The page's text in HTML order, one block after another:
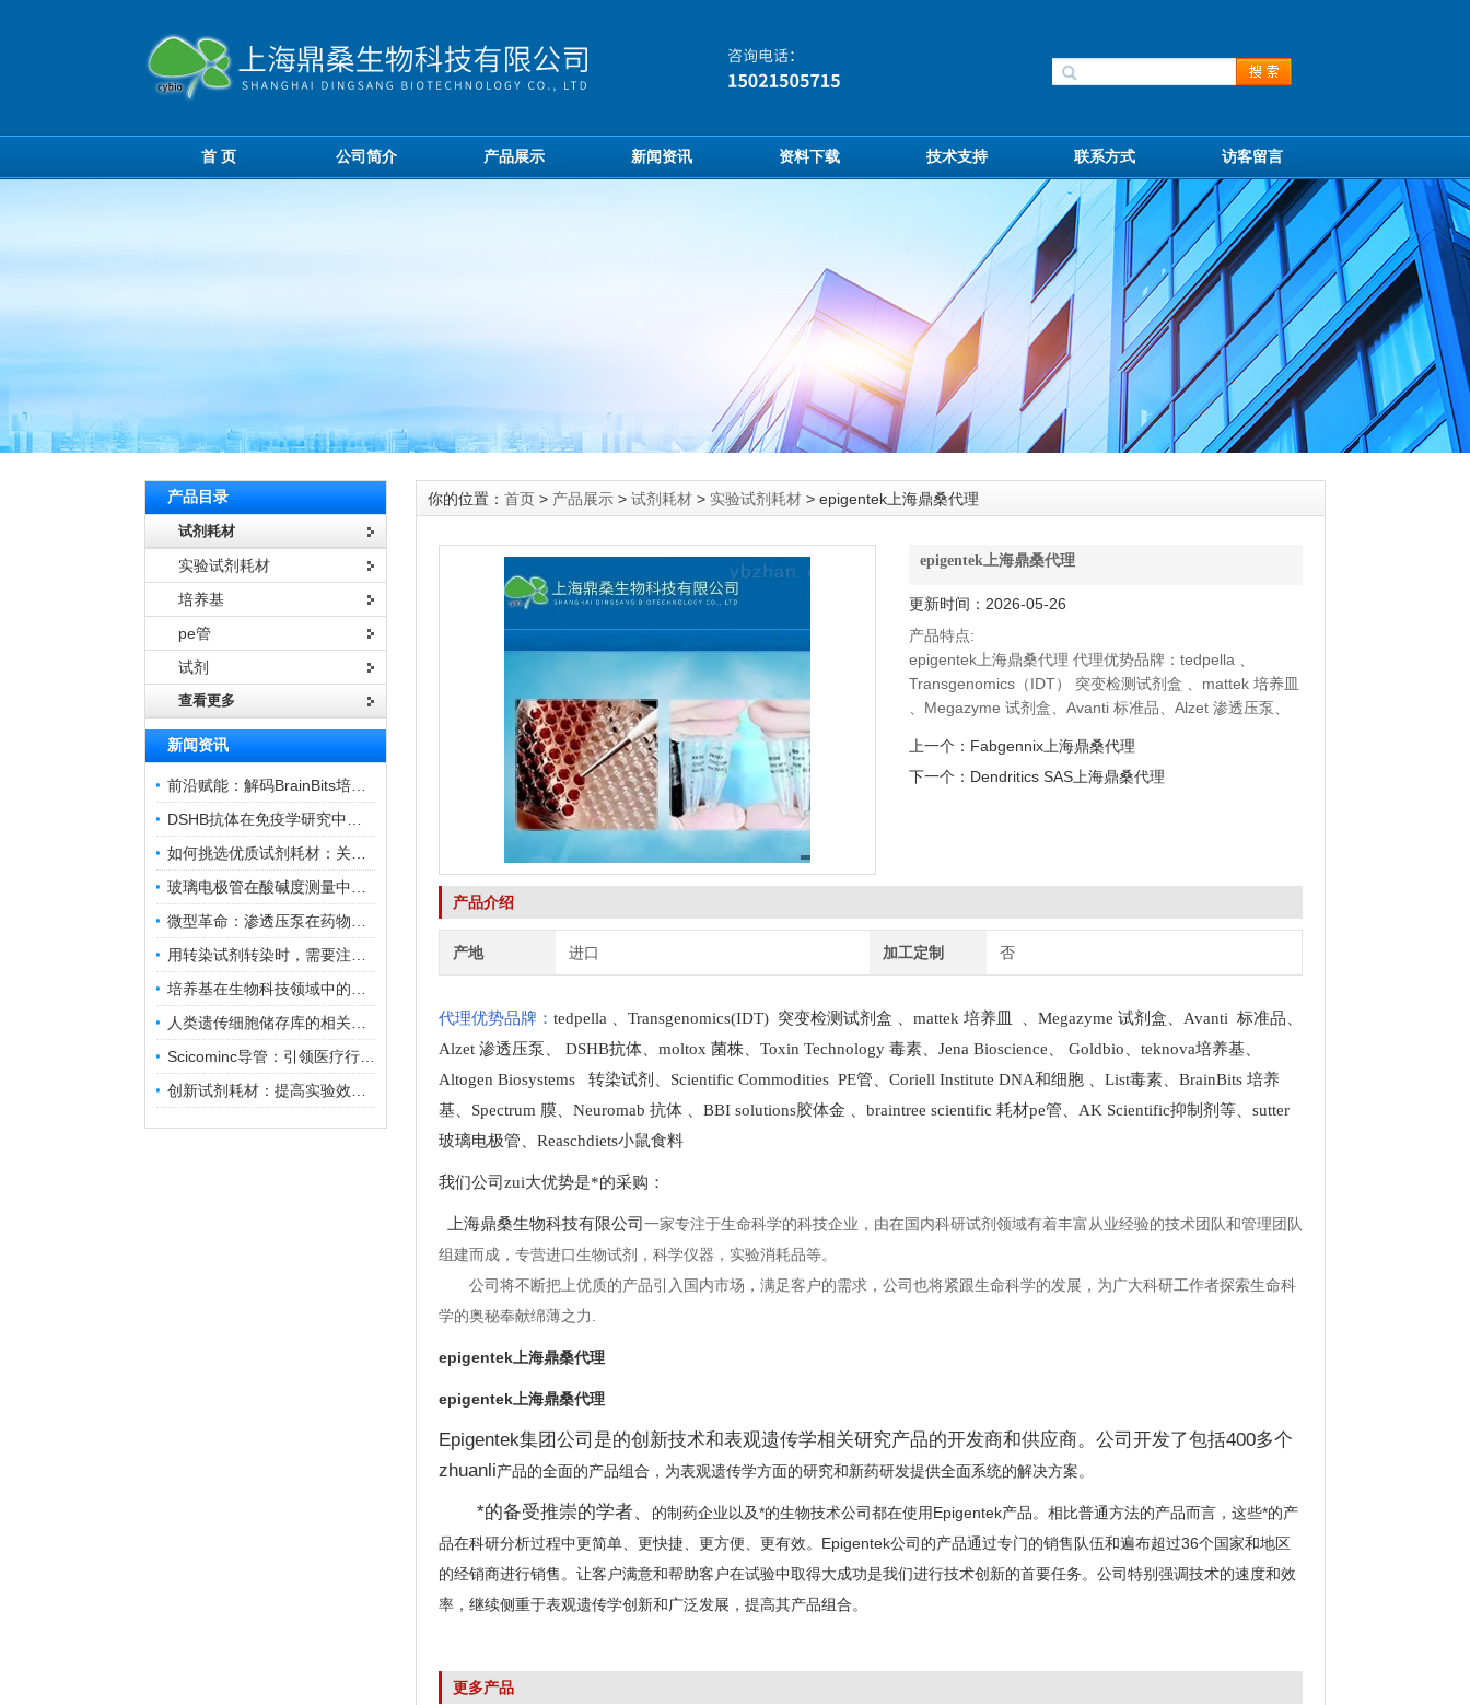
首 页 公司简介 产品展示 新闻资讯 资料下载 技术支持 联系方式 访客留言
产品目录
试剂耗材
实验试剂耗材
培养基
pe管
试剂
查看更多
新闻资讯
你的位置： 首页 > 产品展示 > 试剂耗材 > 实验试剂耗材 > epigentek上海鼎桑代理
epigentek上海鼎桑代理
更新时间：2026-05-26
产品特点:
epigentek上海鼎桑代理 代理优势品牌：tedpella 、
Transgenomics（IDT） 突变检测试剂盒 、mattek 培养皿
、Megazyme 试剂盒、Avanti 标准品、Alzet 渗透压泵、
上一个： Fabgennix上海鼎桑代理
下一个： Dendritics SAS上海鼎桑代理
产品介绍
产地 进口 加工定制 否
代理优势品牌： tedpella Transgenomics(IDT) 突变检测试剂盒 mattek 培养皿 Megazyme 试剂盒 Avanti 标准品
Alzet 渗透压泵
DSHB抗体 moltox 菌株 Toxin Technology 毒素、 Jena Bioscience Goldbio teknova培养基
Altogen Biosystems 转染试剂
Scientific Commodities PE管 Coriell Institute DNA和细胞 List毒素、 BrainBits 培养
基
Spectrum 膜 Neuromab 抗体 BBI solutions胶体金 braintree scientific 耗材pe管 AK Scientific抑制剂等、 sutter
玻璃电极管
Reaschdiets小鼠食料
我们公司zui大优势是*的采购 ：
上海鼎桑生物科技有限公司 一家专注于生命科学的科技企业，由在国内科研试剂领域有着丰富从业经验的技术团队和管理团队
组建而成，专营进口生物试剂，科学仪器，实验消耗品等。
公司将不断把上优质的产品引入国内市场，满足客户的需求，公司也将紧跟生命科学的发展，为广大科研工作者探索生命科
学的奥秘奉献绵薄之力.
epigentek上海鼎桑代理
epigentek上海鼎桑代理
Epigentek集团公司是的创新技术和表观遗传学相关研究产品的开发商和供应商。公司开发了包括400多个
zhuanli产品的全面的产品组合，为表观遗传学方面的研究和新药研发提供全面系统的解决方案。
*的备受推崇的学者、
的制药企业以及*的生物技术公司都在使用Epigentek产品。相比普通方法的产品而言，这些*的产
品在科研分析过程中更简单、更快捷、更方便、更有效。Epigentek公司的产品通过专门的销售队伍和遍布超过36个国家和地区
的经销商进行销售。让客户满意和帮助客户在试验中取得大成功是我们进行技术创新的首要任务。公司特别强调技术的速度和效
率，继续侧重于表观遗传学创新和广泛发展，提高其产品组合。
更多产品